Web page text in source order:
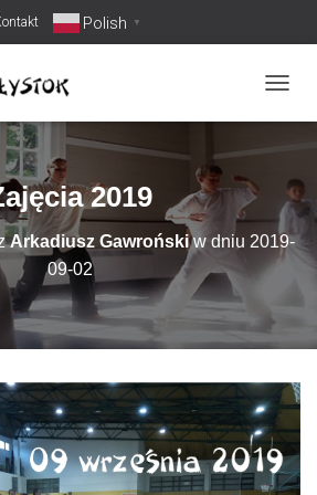
Polish ▼
2019
Arkadiusz Gawrońskiw dniu 2019-
09-02